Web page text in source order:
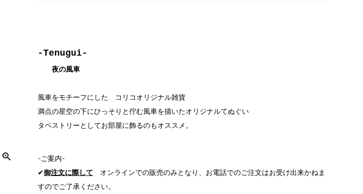
-Tenugui-
夜の風車
風車をモチーフにした コリコオリジナル雑貨
満点の星空の下にひっそりと佇む風車を描いたオリジナルてぬぐい
タペストリーとしてお部屋に飾るのもオススメ。
-ご案内-
✔御注文に際して オンラインでの販売のみとなり、お電話でのご注文はお受け出来かねま
すのでご了承ください。